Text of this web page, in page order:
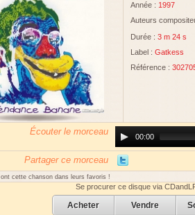
Année : 1997
Auteurs
Durée : 3 m 24 s
Label : Gatkess
Référence :
Écouter le morceau
Player00:00
Partager ce morceau
ont cette chanson dans leurs favoris !
Se procurer ce disque via
Acheter Vendre